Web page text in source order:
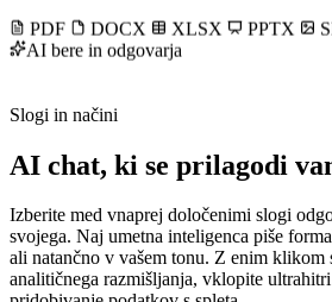
PDF
DOCX XLSX PPTX
AI bere in odgovarja
Slogi in načini
AI chat, ki se prilagodi
Izberite med vnaprej določenimi slogi
svojega. Naj umetna inteligenca piše
ali natančno v vašem tonu. Z enim klikom
analitičnega razmišljanja, vklopite